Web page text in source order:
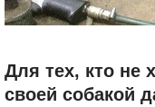
Для тех, кто не
своей собакой